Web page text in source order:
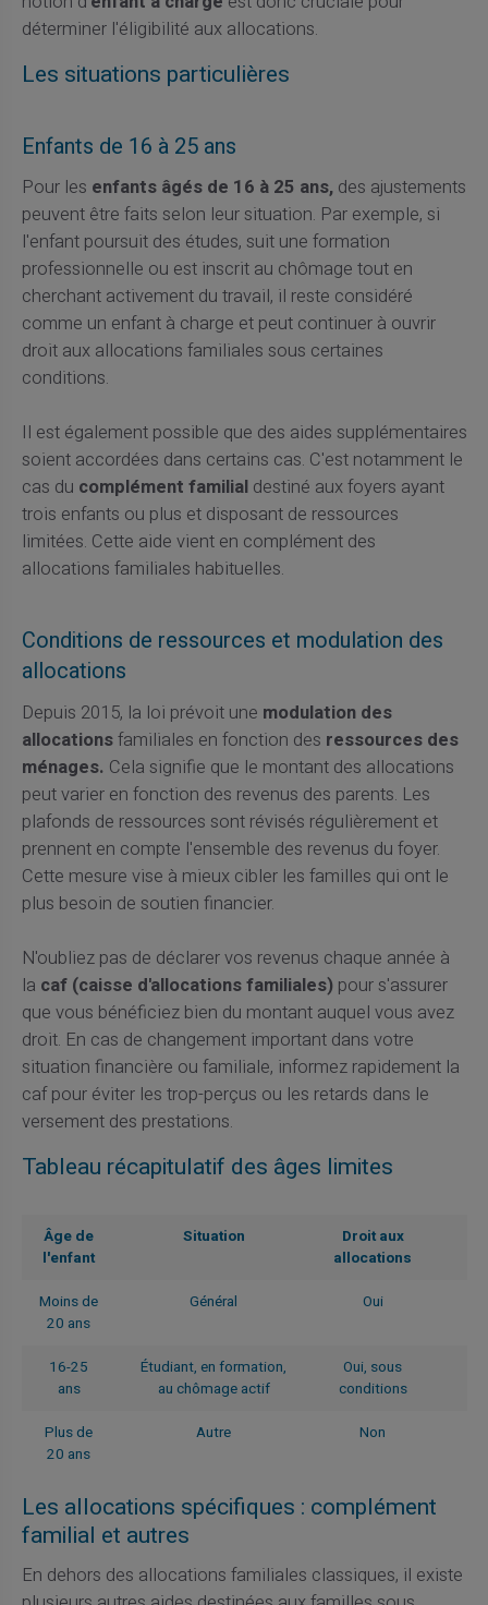
déterminer l'éligibilité aux allocations.
Les situations particulières
Enfants de 16 à 25 ans
Pour les enfants âgés de 16 à 25 ans,des ajustements
peuvent être faits selon leur situation. Par exemple, si
l'enfant poursuit des études, suit une formation
professionnelle ou est inscrit au chômage tout en
cherchant activement du travail, il reste considéré
comme un enfant à charge et peut continuer à ouvrir
droit aux allocations familiales sous certaines
conditions.
Il est également possible que des aides supplémentaires
soient accordées dans certains cas. C'est notamment le
cas du complément familialdestiné aux foyers ayant
trois enfants ou plus et disposant de ressources
limitées. Cette aide vient en complément des
allocations familiales habituelles.
Conditions de ressources et modulation des
allocations
Depuis 2015, la loi prévoit une modulation des
allocationsfamiliales en fonction des ressources des
ménages. Cela signifie que le montant des allocations
peut varier en fonction des revenus des parents. Les
plafonds de ressources sont révisés régulièrement et
prennent en compte l'ensemble des revenus du foyer.
Cette mesure vise à mieux cibler les familles qui ont le
plus besoin de soutien financier.
N'oubliez pas de déclarer vos revenus chaque année à
la caf (caisse d'allocations familiales)pour s'assurer
que vous bénéficiez bien du montant auquel vous avez
droit. En cas de changement important dans votre
situation financière ou familiale, informez rapidement la
caf pour éviter les trop-perçus ou les retards dans le
versement des prestations.
Tableau récapitulatif des âges limites
Âge de
l'enfant
Situation
Droit aux
allocations
Moins de
20 ans
Général Oui
16-25
ans
Étudiant, en formation,
au chômage actif
Oui, sous
conditions
Plus de
20 ans
Autre Non
Les allocations spécifiques : complément
familial et autres
En dehors des allocations familiales classiques, il existe